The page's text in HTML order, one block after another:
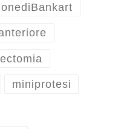
miniprotesi